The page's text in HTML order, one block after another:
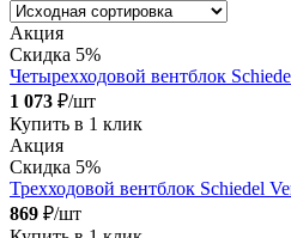
Акция
Скидка 5%
Четырехходовой вентблок
1 073 ₽/шт
Купить в 1 клик
Акция
Скидка 5%
Трехходовой вентблок Schiedel
869 ₽/шт